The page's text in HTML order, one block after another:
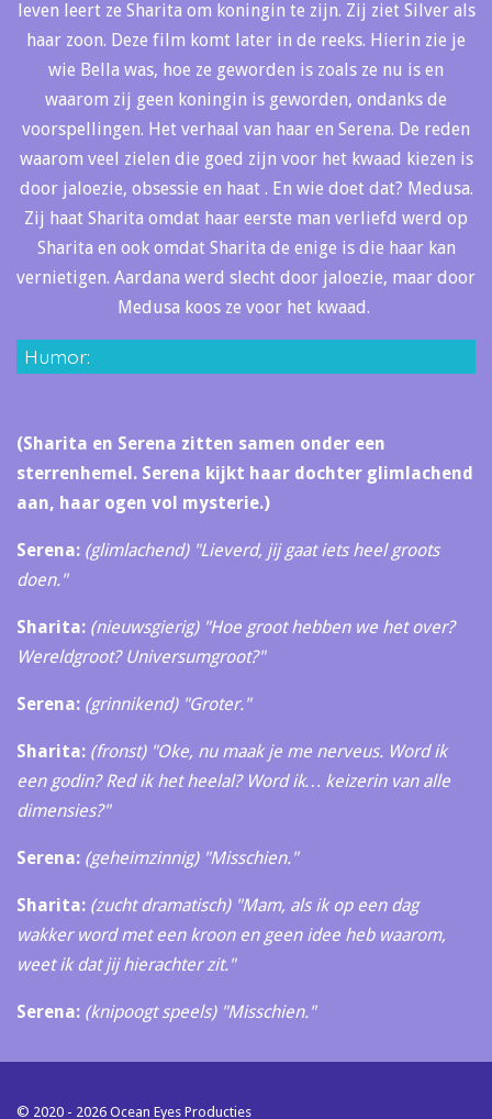
leven leert ze Sharita om koningin te zijn. Zij ziet Silver als
haar zoon. Deze film komt later in de reeks. Hierin zie je
wie Bella was, hoe ze geworden is zoals ze nu is en
waarom zij geen koningin is geworden, ondanks de
voorspellingen. Het verhaal van haar en Serena. De reden
waarom veel zielen die goed zijn voor het kwaad kiezen is
door jaloezie, obsessie en haat . En wie doet dat? Medusa.
Zij haat Sharita omdat haar eerste man verliefd werd op
Sharita en ook omdat Sharita de enige is die haar kan
vernietigen. Aardana werd slecht door jaloezie, maar door
Medusa koos ze voor het kwaad.
Humor:
(Sharita en Serena zitten samen onder een
sterrenhemel. Serena kijkt haar dochter glimlachend
aan, haar ogen vol mysterie.)
Serena: (glimlachend) "Lieverd, jij gaat iets heel groots
doen."
Sharita: (nieuwsgierig) "Hoe groot hebben we het over?
Wereldgroot? Universumgroot?"
Serena: (grinnikend) "Groter."
Sharita: (fronst) "Oke, nu maak je me nerveus. Word ik
een godin? Red ik het heelal? Word ik… keizerin van alle
dimensies?"
Serena: (geheimzinnig) "Misschien."
Sharita: (zucht dramatisch) "Mam, als ik op een dag
wakker word met een kroon en geen idee heb waarom,
weet ik dat jij hierachter zit."
Serena: (knipoogt speels) "Misschien."
© 2020 - 2026 Ocean Eyes Producties